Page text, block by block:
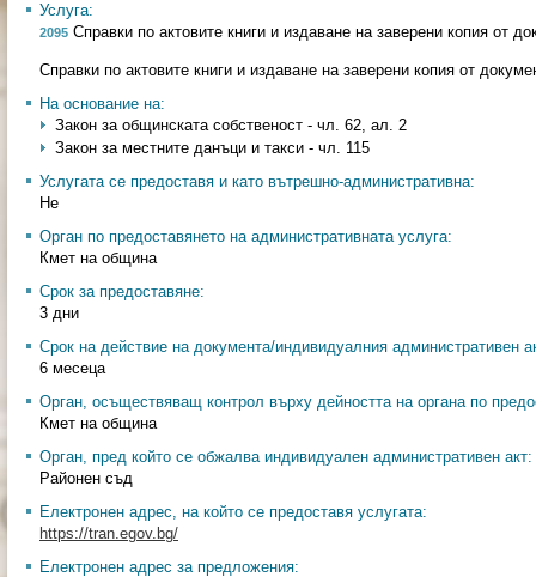
Услуга:
2095 Справки по актовите книги и издаване на заверени копия от
Справки по актовите книги и издаване на заверени копия от
На основание на:
Закон за общинската собственост - чл. 62, ал. 2
Закон за местните данъци и такси - чл. 115
Услугата се предоставя и като вътрешно-административна:
Не
Орган по предоставянето на административната услуга:
Кмет на община
Срок за предоставяне:
3 дни
Срок на действие на документа/индивидуалния административен
6 месеца
Орган, осъществяващ контрол върху дейността на органа по
Кмет на община
Орган, пред който се обжалва индивидуален административен акт:
Районен съд
Електронен адрес, на който се предоставя услугата:
https://tran.egov.bg/
Електронен адрес за предложения: